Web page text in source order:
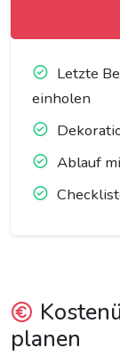
Letzte
einholen
Ablauf
planen